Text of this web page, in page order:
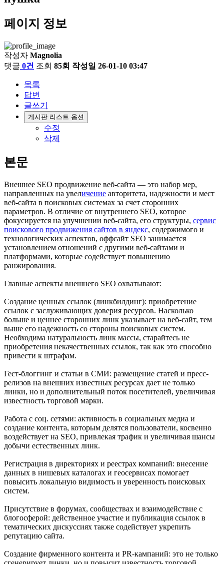
페이지 정보
작성자 Magnolia
댓글 0건 조회 85회 작성일 26-01-10 03:47
목록
답변
글쓰기
게시판 리스트 옵션
수정
삭제
본문
Внешнее SEO продвижение веб-сайта — это набор мер,
направленных на увеличение авторитета, надежности и мест
веб-сайта в поисковых системах за счет сторонних
параметров. В отличие от внутреннего SEO, которое
фокусируется на улучшении веб-сайта, его структуры, сервис
поискового продвижения сайтов в яндекс, содержимого и
технологических аспектов, оффсайт SEO занимается
установлением отношений с другими веб-сайтами и
платформами, которые содействует повышению
ранжирования.
Главные аспекты внешнего SEO охватывают:
Создание ценных ссылок (линкбилдинг): приобретение
ссылок с заслуживающих доверия ресурсов. Насколько
больше и ценнее сторонних линк указывает на веб-сайт, тем
выше его надежность со стороны поисковых систем.
Необходима натуральность линк массы, старайтесь не
приобретения некачественных ссылок, так как это способно
привести к штрафам.
Гест-блоггинг и статьи в СМИ: размещение статей и пресс-
релизов на внешних известных ресурсах дает не только
линки, но и дополнительный поток посетителей, увеличивая
известность торговой марки.
Работа с соц. сетями: активность в социальных медиа и
создание контента, которым делятся пользователи, косвенно
воздействует на SEO, привлекая трафик и увеличивая шансы
добычи естественных линк.
Регистрация в директориях и реестрах компаний: внесение
данных в нишевых каталогах и геосервисах помогает
повысить локальную видимость и уверенность поисковых
систем.
Присутствие в форумах, сообществах и взаимодействие с
блогосферой: действенное участие и публикация ссылок в
тематических дискуссиях также содействует укрепить
репутацию сайта.
Создание фирменного контента и PR-кампаний: это не только